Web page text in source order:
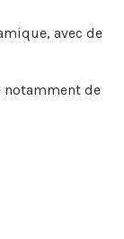
avec de
notamment de